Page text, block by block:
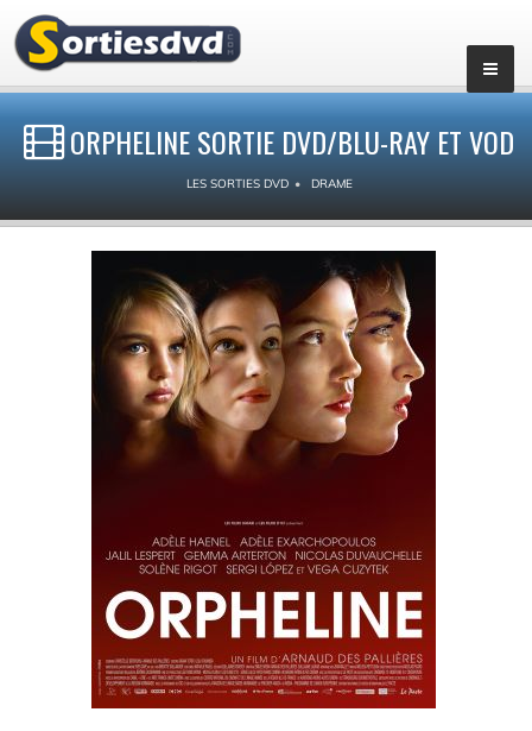
ORPHELINE SORTIE DVD/BLU-RAY ET VOD
LES SORTIES DVD DRAME